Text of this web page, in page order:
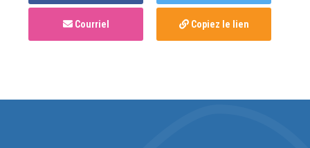
Courriel Copiez le lien